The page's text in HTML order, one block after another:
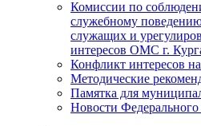
Комиссии по
служебному
служащих и
интересов ОМС г.
Конфликт интересов
Методические
Памятка для
Новости